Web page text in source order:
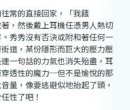
常的直接回家，「我餓
，然後戴上耳機任憑男人熱切
秀秀沒有否決或附和著任何一
道，某份隱形而巨大的壓力壓
一句話的力氣也消失殆盡，耳
透性的魔力─但不是愉悅的那
量，像要逃避似地抬起了頭，
性了吧！